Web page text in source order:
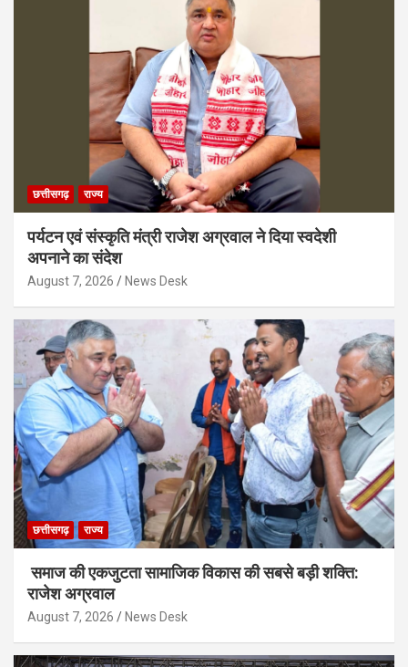
छत्तीसगढ़ राज्य
पर्यटन एवं संस्कृति मंत्री राजेश अग्रवाल ने दिया स्वदेशी
अपनाने का संदेश
August 7, 2026 News Desk
छत्तीसगढ़ राज्य
समाज की एकजुटता सामाजिक विकास की सबसे बड़ी शक्ति:
राजेश अग्रवाल
August 7, 2026 News Desk